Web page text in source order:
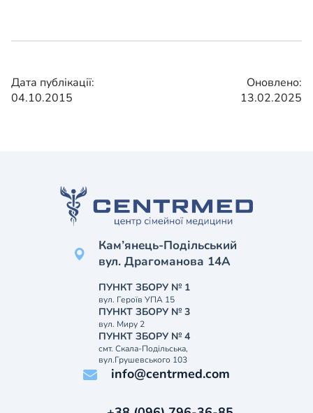
Дата публікації:
04.10.2015
Оновлено:
13.02.2025
Кам’янець-Подільський
вул. Драгоманова 14А
ПУНКТ ЗБОРУ № 1
вул. Героїв УПА 15
ПУНКТ ЗБОРУ № 3
вул. Миру 2
ПУНКТ ЗБОРУ № 4
смт. Скала-Подільська,
вул.Грушевського 103
info@centrmed.com